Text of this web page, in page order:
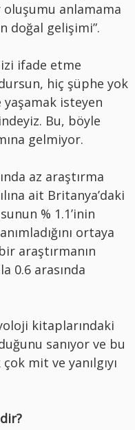
oluşumu anlamama
doğal gelişimi”.
ifade etme
hiç şüphe yok
isteyen
Bu, böyle
gelmiyor.
az araştırma
ait Britanya’daki
% 1.1’inin
ortaya
araştırmanın
0.6 arasında
kitaplarındaki
sanıyor ve bu
mit ve yanılgıyı